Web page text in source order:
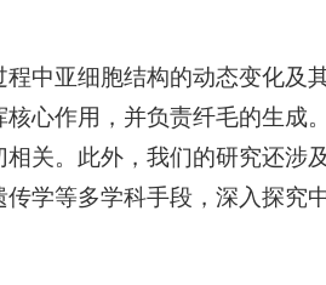
中亚细胞结构的动态变化
心作用，并负责纤毛的生
关。此外，我们的研究还
学等多学科手段，深入探